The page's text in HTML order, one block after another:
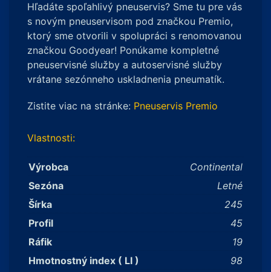
Hľadáte spoľahlivý pneuservis? Sme tu pre vás
s novým pneuservisom pod značkou Premio,
ktorý sme otvorili v spolupráci s renomovanou
značkou Goodyear! Ponúkame kompletné
pneuservisné služby a autoservisné služby
vrátane sezónneho uskladnenia pneumatík.
Zistite viac na stránke: Pneuservis Premio
Vlastnosti:
Výrobca
Continental
Sezóna
Letné
Šírka
245
Profil
45
Ráfik
19
Hmotnostný index ( LI )
98